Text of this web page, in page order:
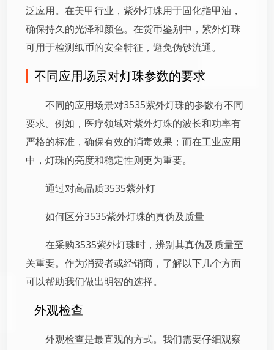
泛应用。在美甲行业，紫外灯珠用于固化指甲油，
确保持久的光泽和颜色。在货币鉴别中，紫外灯珠
可用于检测纸币的安全特征，避免伪钞流通。
不同应用场景对灯珠参数的要求
不同的应用场景对3535紫外灯珠的参数有不同
要求。例如，医疗领域对紫外灯珠的波长和功率有
严格的标准，确保有效的消毒效果；而在工业应用
中，灯珠的亮度和稳定性则更为重要。
通过对高品质3535紫外灯
如何区分3535紫外灯珠的真伪及质量
在采购3535紫外灯珠时，辨别其真伪及质量至
关重要。作为消费者或经销商，了解以下几个方面
可以帮助我们做出明智的选择。
外观检查
外观检查是最直观的方式。我们需要仔细观察